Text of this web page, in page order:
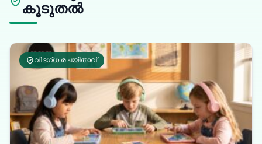
കൂടുതൽ
വിദഗ്ധ രചയിതാവ്